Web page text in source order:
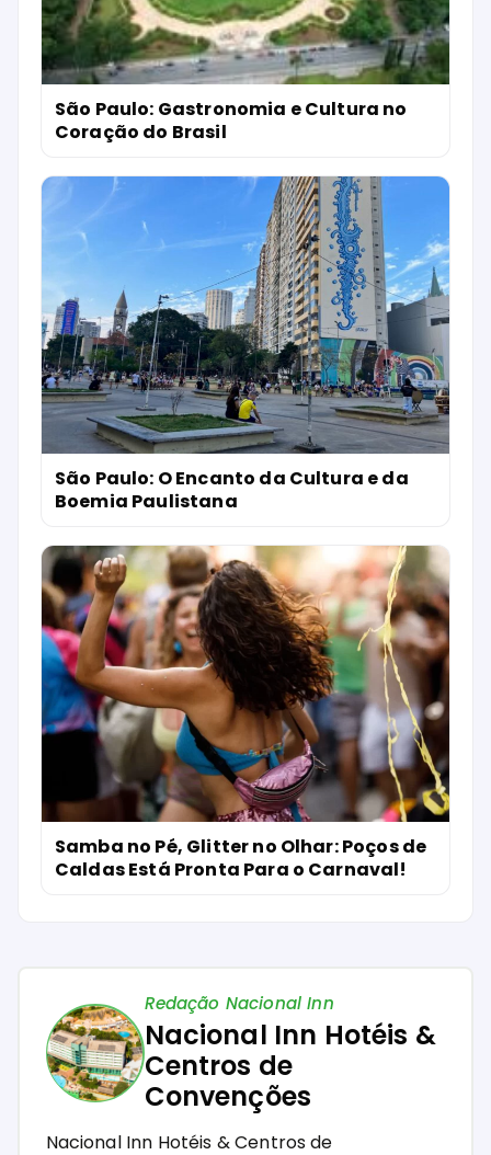
São Paulo: Gastronomia e Cultura no
Coração do Brasil
São Paulo: O Encanto da Cultura e da
Boemia Paulistana
Samba no Pé, Glitter no Olhar: Poços de
Caldas Está Pronta Para o Carnaval!
Redação Nacional Inn
Nacional Inn Hotéis &
Centros de
Convenções
Nacional Inn Hotéis & Centros de